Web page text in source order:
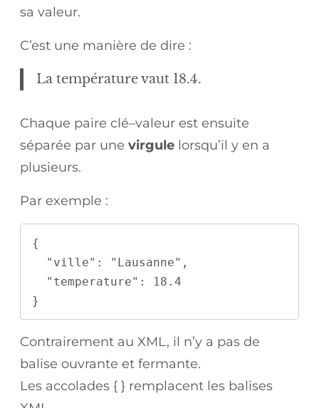
sa valeur.
C’est une manière de dire :
La température vaut 18.4.
Chaque paire clé–valeur est ensuite
séparée par une virgule lorsqu’il y en a
plusieurs.
Par exemple :
{
  "ville": "Lausanne",
  "temperature": 18.4
}
Contrairement au XML, il n’y a pas de
balise ouvrante et fermante.
Les accolades { } remplacent les balises